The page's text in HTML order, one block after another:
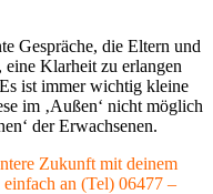
Gespräche, die Eltern und
Klarheit zu erlangen
ist immer wichtig kleine
im ‚Außen‘ nicht möglich
der Erwachsenen.
Zukunft mit deinem
an (Tel) 06477 –